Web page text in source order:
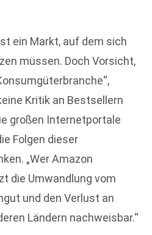
ein Markt, auf dem sich
müssen. Doch Vorsicht,
Kritik an Bestsellern
großen Internetportale
Folgen dieser
„Wer Amazon
die Umwandlung vom
und den Verlust an
Ländern nachweisbar.“